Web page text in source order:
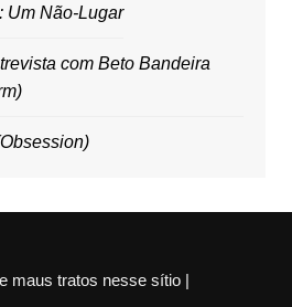
Um Não-Lugar
com Beto Bandeira
maus tratos nesse sítio |